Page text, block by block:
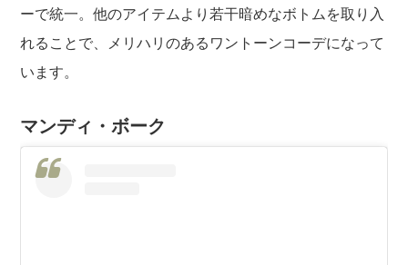
ーで統一。他のアイテムより若干暗めなボトムを取り入
れることで、メリハリのあるワントーンコーデになって
います。
マンディ・ボーク